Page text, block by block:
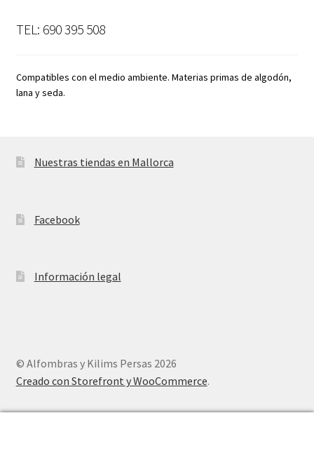
TEL: 690 395 508
Compatibles con el medio ambiente. Materias primas de algodón,
lana y seda.
Nuestras tiendas en Mallorca
Facebook
Información legal
© Alfombras y Kilims Persas 2026
Creado con Storefront y WooCommerce.